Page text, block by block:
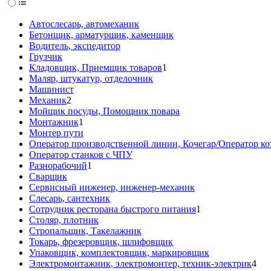
Автослесарь, автомеханик
Бетонщик, арматурщик, каменщик
Водитель, экспедитор
Грузчик
Кладовщик, Приемщик товаров1
Маляр, штукатур, отделочник
Машинист
Механик2
Мойщик посуды, Помощник повара
Монтажник1
Монтер пути
Оператор производственной линии, Кочегар/Оператор
Оператор станков с ЧПУ
Разнорабочий1
Сварщик
Сервисный инженер, инженер-механик
Слесарь, сантехник
Сотрудник ресторана быстрого питания1
Столяр, плотник
Стропальщик, Такелажник
Токарь, фрезеровщик, шлифовщик
Упаковщик, комплектовщик, маркировщик
Электромонтажник, электромонтер, техник-электрик4